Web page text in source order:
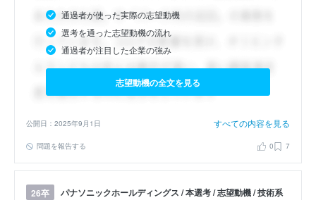
通過者が使った実際の志望動機
選考を通った志望動機の流れ
通過者が注目した企業の強み
志望動機の全文を見る
公開日：2025年9月1日 すべての内容を見る
問題を報告する 0 7
26卒
パナソニックホールディングス / 本選考 / 志望動機 / 技術系